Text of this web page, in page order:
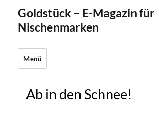
Goldstück – E-Magazin für
Nischenmarken
Menü
Ab in den Schnee!